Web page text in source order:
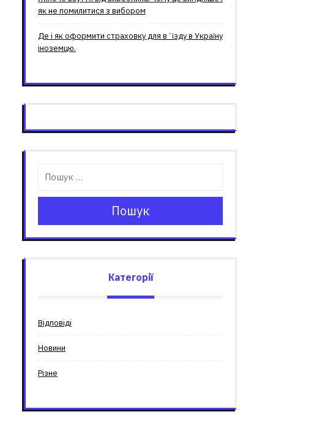
як не помилитися з вибором
Де і як оформити страховку для вʼїзду в Україну
іноземцю.
Пошук
Категорії
Відповіді
Новини
Різне